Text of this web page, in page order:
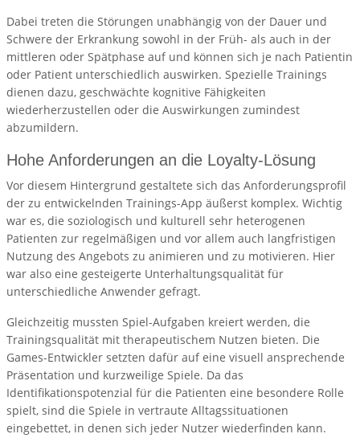
Dabei treten die Störungen unabhängig von der Dauer und
Schwere der Erkrankung sowohl in der Früh- als auch in der
mittleren oder Spätphase auf und können sich je nach Patientin
oder Patient unterschiedlich auswirken. Spezielle Trainings
dienen dazu, geschwächte kognitive Fähigkeiten
wiederherzustellen oder die Auswirkungen zumindest
abzumildern.
Hohe Anforderungen an die Loyalty-Lösung
Vor diesem Hintergrund gestaltete sich das Anforderungsprofil
der zu entwickelnden Trainings-App äußerst komplex. Wichtig
war es, die soziologisch und kulturell sehr heterogenen
Patienten zur regelmäßigen und vor allem auch langfristigen
Nutzung des Angebots zu animieren und zu motivieren. Hier
war also eine gesteigerte Unterhaltungsqualität für
unterschiedliche Anwender gefragt.
Gleichzeitig mussten Spiel-Aufgaben kreiert werden, die
Trainingsqualität mit therapeutischem Nutzen bieten. Die
Games-Entwickler setzten dafür auf eine visuell ansprechende
Präsentation und kurzweilige Spiele. Da das
Identifikationspotenzial für die Patienten eine besondere Rolle
spielt, sind die Spiele in vertraute Alltagssituationen
eingebettet, in denen sich jeder Nutzer wiederfinden kann.